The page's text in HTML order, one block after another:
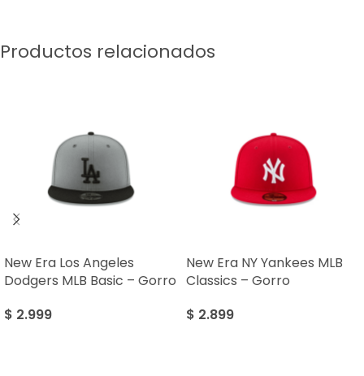
Productos relacionados
New Era Los Angeles
Dodgers MLB Basic – Gorro
$ 2.999
New Era NY Yankees MLB
Classics – Gorro
$ 2.899